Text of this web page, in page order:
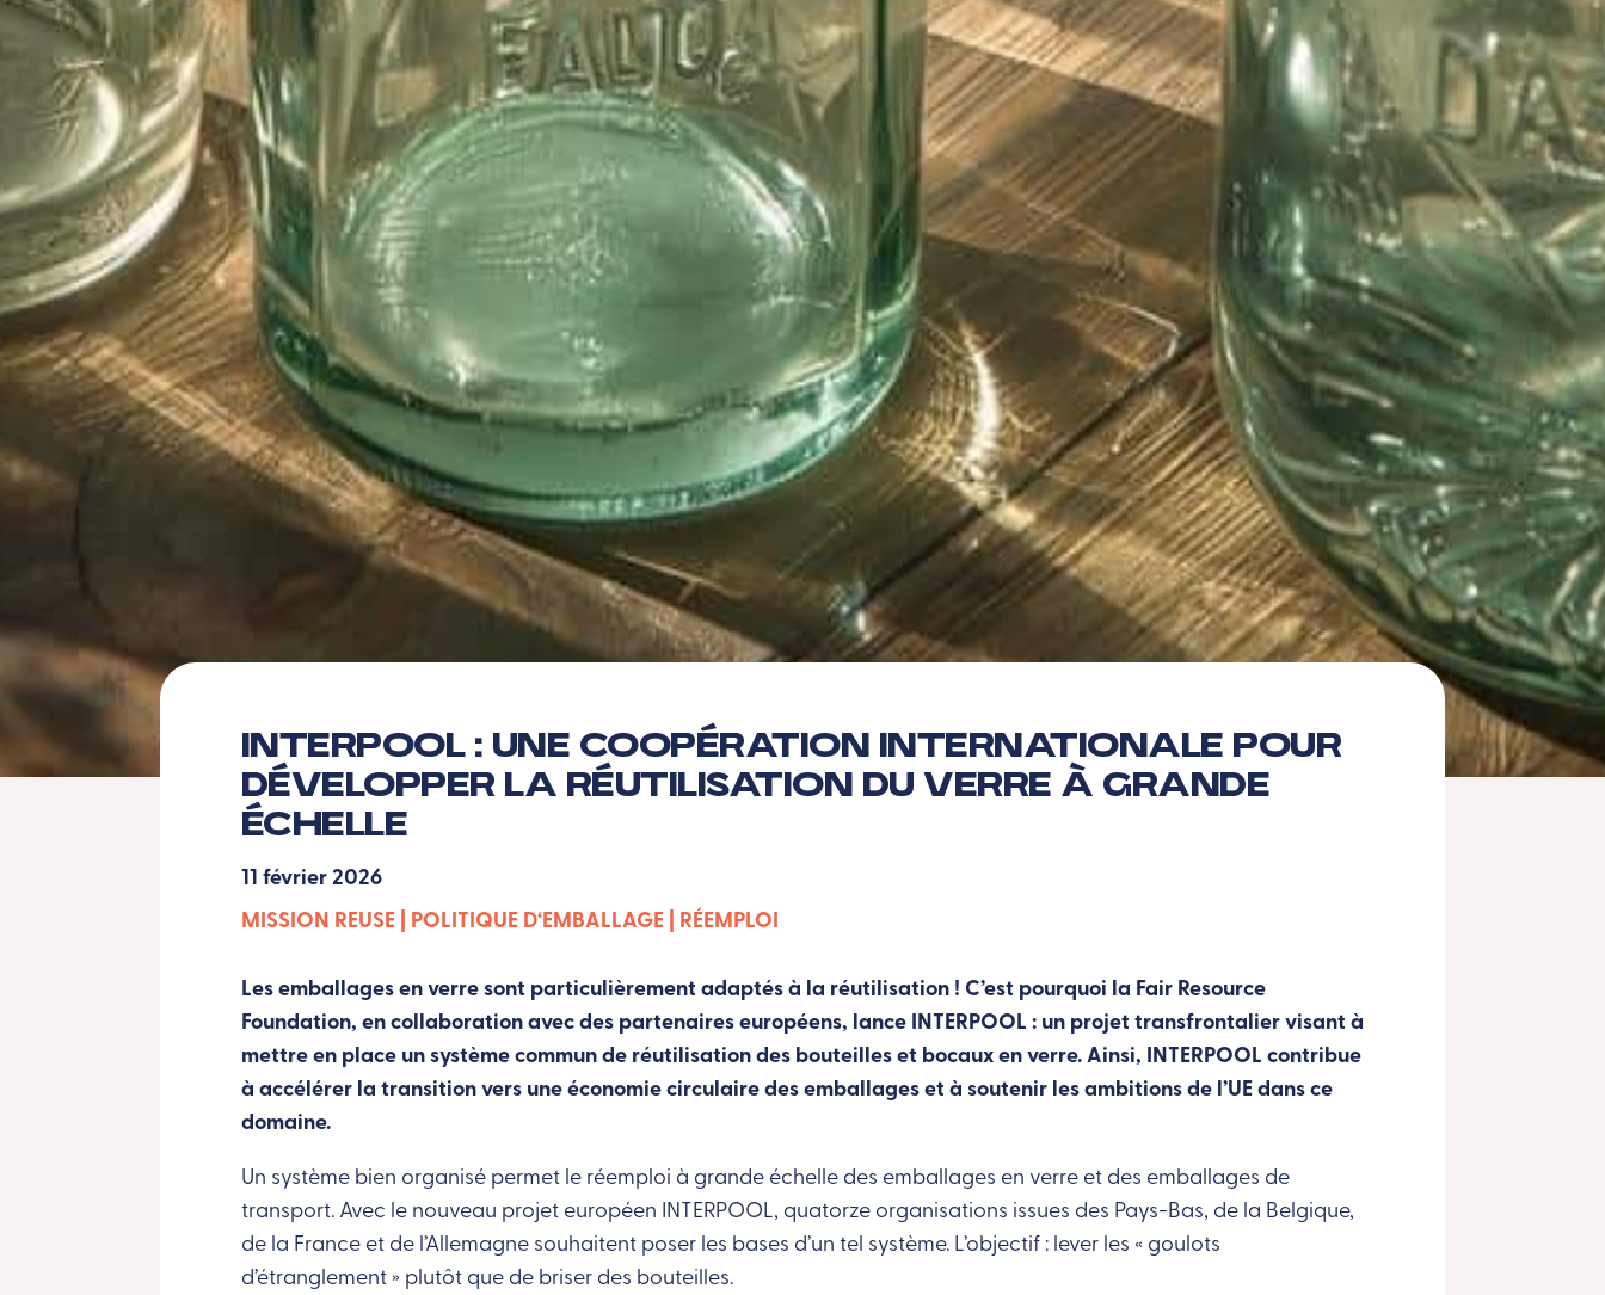
INTERPOOL : Une coopération internationale pour
développer la réutilisation du verre à grande
échelle
11 février 2026
MISSION REUSE
POLITIQUE D‘EMBALLAGE RÉEMPLOI
Les emballages en verre sont particulièrement adaptés à la réutilisation ! C’est pourquoi la Fair Resource
Foundation, en collaboration avec des partenaires européens, lance INTERPOOL : un projet transfrontalier visant à
mettre en place un système commun de réutilisation des bouteilles et bocaux en verre. Ainsi, INTERPOOL contribue
à accélérer la transition vers une économie circulaire des emballages et à soutenir les ambitions de l’UE dans ce
domaine.
Un système bien organisé permet le réemploi à grande échelle des emballages en verre et des emballages de
transport.Avec le nouveau projet européen INTERPOOL, quatorze organisations issues des Pays-Bas, de la Belgique,
de la France et de l’Allemagne souhaitent poser les bases d’un tel système. L’objectif : lever les « goulots
d’étranglement » plutôt que de briser des bouteilles.